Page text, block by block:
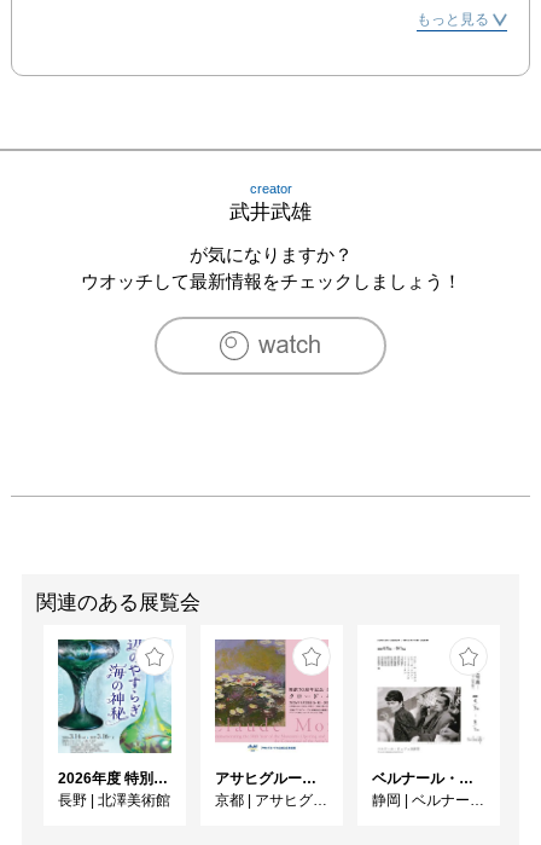
品」、童画批評など多岐多彩な分野で作品を残した。
もっと見る
creator
武井武雄
が気になりますか？
ウオッチして最新情報をチェックしましょう！
関連のある展覧会
2026年度 特別展「ガレとドーム、アール･ヌーヴォーのガラス 水辺のやすらぎ、海の神秘」
長野 | 北澤美術館
アサヒグループ大山崎山荘美術館 開館30周年記念展「没後100年 クロード・モネ」
京都 | アサヒグループ大山崎山荘美術館
ベルナール・ビュフェと写真 ーカメラがとらえたビュフェとその時代、そして21 世紀へ
静岡 | ベルナール・ビュフェ美術館